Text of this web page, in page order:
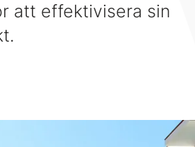
att effektivisera sin